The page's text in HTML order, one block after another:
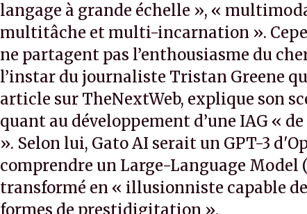
langage à grande échelle », «
multitâche et multi-incarnation ».
ne partagent pas l’enthousiasme du
l’instar du journaliste Tristan Greene
article sur TheNextWeb, explique son
quant au développement d’une IAG «
». Selon lui, Gato AI serait un GPT-3
comprendre un Large-Language Model
transformé en « illusionniste capable
formes de prestidigitation ».